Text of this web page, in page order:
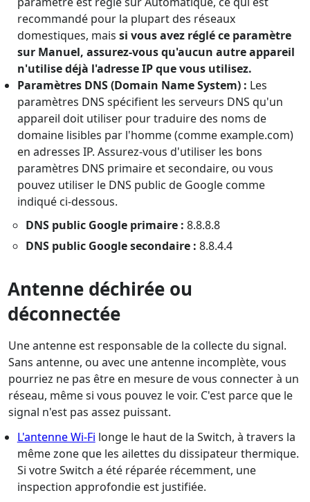
recommandé pour la plupart des réseaux
domestiques, mais si vous avez réglé ce paramètre
sur Manuel, assurez-vous qu'aucun autre appareil
n'utilise déjà l'adresse IP que vous utilisez.
Paramètres DNS (Domain Name System) : Les
paramètres DNS spécifient les serveurs DNS qu'un
appareil doit utiliser pour traduire des noms de
domaine lisibles par l'homme (comme example.com)
en adresses IP. Assurez-vous d'utiliser les bons
paramètres DNS primaire et secondaire, ou vous
pouvez utiliser le DNS public de Google comme
indiqué ci-dessous.
DNS public Google primaire : 8.8.8.8
DNS public Google secondaire : 8.8.4.4
Antenne déchirée ou
déconnectée
Une antenne est responsable de la collecte du signal.
Sans antenne, ou avec une antenne incomplète, vous
pourriez ne pas être en mesure de vous connecter à un
réseau, même si vous pouvez le voir. C'est parce que le
signal n'est pas assez puissant.
L'antenne Wi-Fi longe le haut de la Switch, à travers la
même zone que les ailettes du dissipateur thermique.
Si votre Switch a été réparée récemment, une
inspection approfondie est justifiée.